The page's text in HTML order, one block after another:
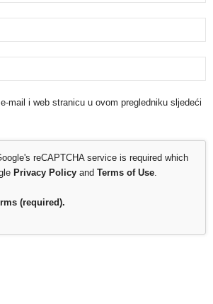
mail i web stranicu u ovom pregledniku sljedeći
reCAPTCHA service is required which
Privacy Policy and Terms of Use
(required).